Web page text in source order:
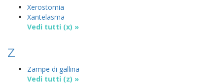
Xerostomia
Xantelasma
Vedi tutti (x) »
Z
Zampe di gallina
Vedi tutti (z) »